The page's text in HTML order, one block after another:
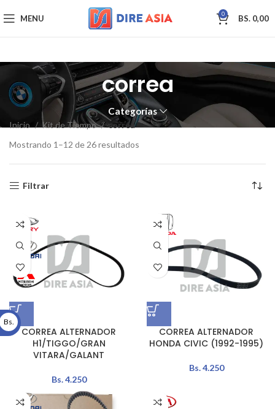
MENU 0 BS. 0,00
correa
Categorías
Inicio Kit de Tiempo
correa
Mostrando 1–12 de 26 resultados
Filtrar
CORREA ALTERNADOR
H1/TIGGO/GRAN
VITARA/GALANT
Bs.4.250
CORREA ALTERNADOR
HONDA CIVIC (1992-1995)
Bs.4.250
Bs.